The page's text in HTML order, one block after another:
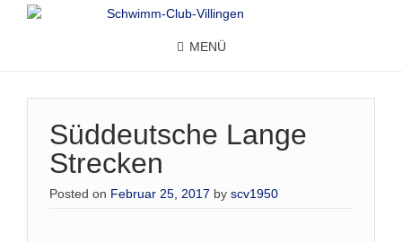
MENÜ
Süddeutsche Lange
Strecken
Posted on Februar 25, 2017 by scv1950